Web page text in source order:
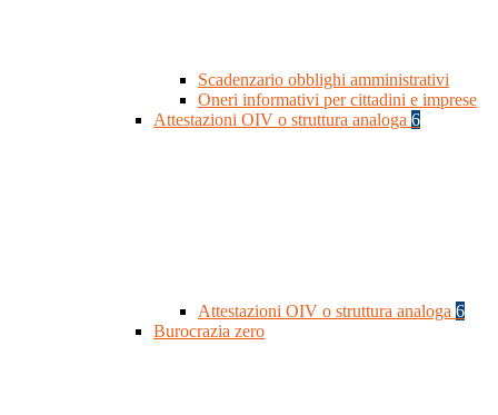
Scadenzario obblighi amministrativi
Oneri informativi per cittadini e imprese
Attestazioni OIV o struttura analoga 6
Attestazioni OIV o struttura analoga 6
Burocrazia zero